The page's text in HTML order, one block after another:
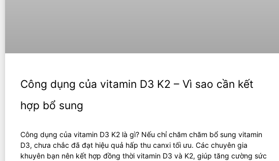
Công dụng của vitamin D3 K2 – Vì sao cần kết
hợp bổ sung
Công dụng của vitamin D3 K2 là gì? Nếu chỉ chăm chăm bổ sung vitamin
D3, chưa chắc đã đạt hiệu quả hấp thu canxi tối ưu. Các chuyên gia
khuyên bạn nên kết hợp đồng thời vitamin D3 và K2, giúp tăng cường sức